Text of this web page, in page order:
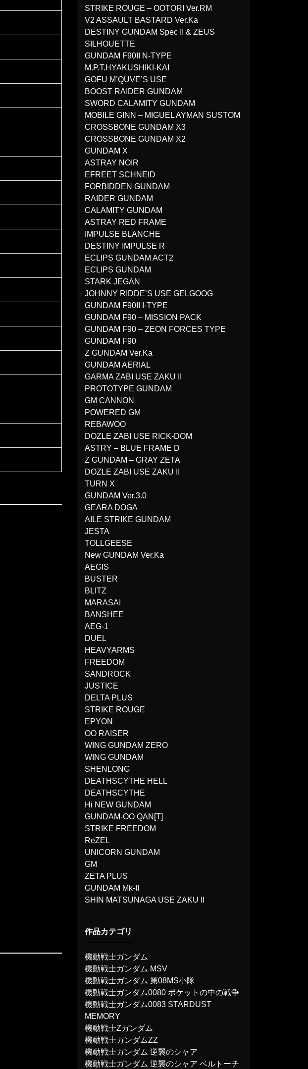
STRIKE ROUGE – OOTORI Ver.RM
V2 ASSAULT BASTARD Ver.Ka
DESTINY GUNDAM Spec II & ZEUS
SILHOUETTE
GUNDAM F90II N-TYPE
M.P.T.HYAKUSHIKI-KAI
GOFU M’QUVE’S USE
BOOST RAIDER GUNDAM
SWORD CALAMITY GUNDAM
MOBILE GINN – MIGUEL AYMAN SUSTOM
CROSSBONE GUNDAM X3
CROSSBONE GUNDAM X2
GUNDAM X
ASTRAY NOIR
EFREET SCHNEID
FORBIDDEN GUNDAM
RAIDER GUNDAM
CALAMITY GUNDAM
ASTRAY RED FRAME
IMPULSE BLANCHE
DESTINY IMPULSE R
ECLIPS GUNDAM ACT2
ECLIPS GUNDAM
STARK JEGAN
JOHNNY RIDDE’S USE GELGOOG
GUNDAM F90II I-TYPE
GUNDAM F90 – MISSION PACK
GUNDAM F90 – ZEON FORCES TYPE
GUNDAM F90
Z GUNDAM Ver.Ka
GUNDAM AERIAL
GARMA ZABI USE ZAKU II
PROTOTYPE GUNDAM
GM CANNON
POWERED GM
REBAWOO
DOZLE ZABI USE RICK-DOM
ASTRY – BLUE FRAME D
Z GUNDAM – GRAY ZETA
DOZLE ZABI USE ZAKU II
TURN X
GUNDAM Ver.3.0
GEARA DOGA
AILE STRIKE GUNDAM
JESTA
TOLLGEESE
New GUNDAM Ver.Ka
AEGIS
BUSTER
BLITZ
MARASAI
BANSHEE
AEG-1
DUEL
HEAVYARMS
FREEDOM
SANDROCK
JUSTICE
DELTA PLUS
STRIKE ROUGE
EPYON
OO RAISER
WING GUNDAM ZERO
WING GUNDAM
SHENLONG
DEATHSCYTHE HELL
DEATHSCYTHE
Hi NEW GUNDAM
GUNDAM-OO QAN[T]
STRIKE FREEDOM
ReZEL
UNICORN GUNDAM
GM
ZETA PLUS
GUNDAM Mk-II
SHIN MATSUNAGA USE ZAKU II
作品カテゴリ
機動戦士ガンダム
機動戦士ガンダム MSV
機動戦士ガンダム 第08MS小隊
機動戦士ガンダム0080 ポケットの中の戦争
機動戦士ガンダム0083 STARDUST
MEMORY
機動戦士Ζガンダム
機動戦士ガンダムΖΖ
機動戦士ガンダム 逆襲のシャア
機動戦士ガンダム 逆襲のシャア ベルトーチ